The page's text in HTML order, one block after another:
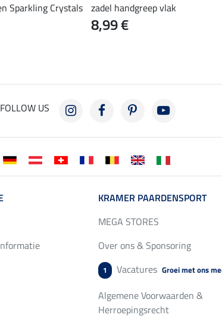
Sparkling Crystals zadel handgreep vlak
8,99 €
FOLLOW US
KRAMER PAARDENSPORT
MEGA STORES
Over ons & Sponsoring
1 Vacatures Groei met ons
Algemene Voorwaarden &
Herroepingsrecht